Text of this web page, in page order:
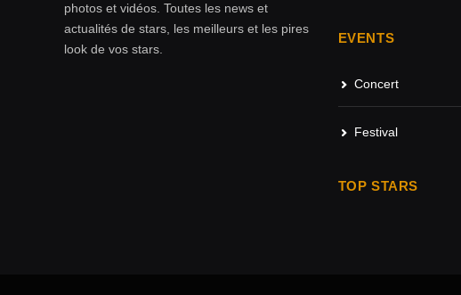
photos et vidéos. Toutes les news et
actualités de stars, les meilleurs et les pires
look de vos stars.
EVENTS
Concert
Festival
TOP STARS